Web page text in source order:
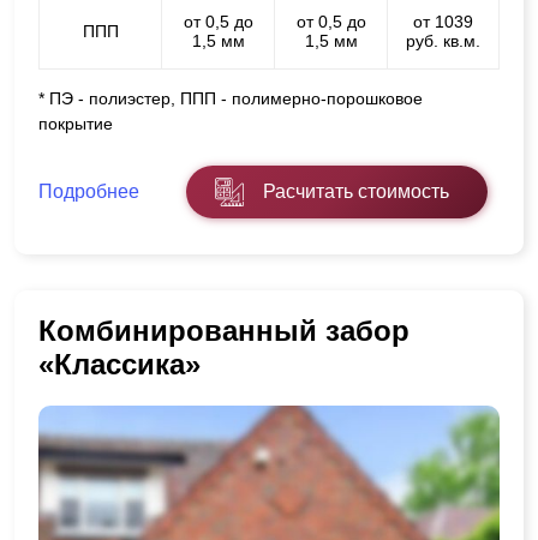
ППП
от 0,5 до
1,5 мм
от 0,5 до
1,5 мм
от 1039
руб. кв.м.
* ПЭ - полиэстер, ППП - полимерно-порошковое
покрытие
Подробнее Расчитать стоимость
Комбинированный забор
«Классика»